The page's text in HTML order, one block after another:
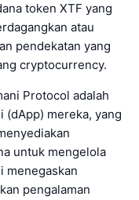
token XTF yang
atau
pendekatan yang
cryptocurrency.
Protocol adalah
mereka, yang
untuk mengelola
menegaskan
pengalaman